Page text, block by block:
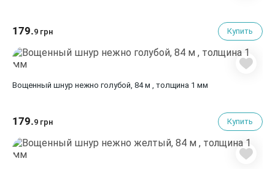
179.9 грн Купить
Вощенный шнур нежно голубой, 84 м , толщина 1 мм
179.9 грн Купить